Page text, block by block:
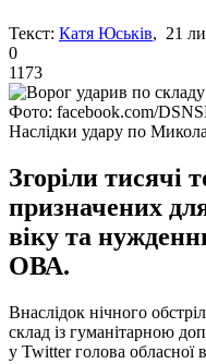
Текст: Катя Юськів, 21
0
1173
Фото: facebook.com/
Наслідки удару по
Згоріли тисячі
призначених
віку та
ОВА.
Внаслідок нічного
склад із гуманітарною
у Twitter голова обласної